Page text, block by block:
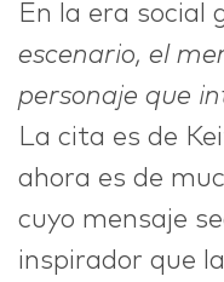
En la era social
escenario, el
personaje que
La cita es de
ahora es de
cuyo mensaje
inspirador que
IDEAS
ABOUT